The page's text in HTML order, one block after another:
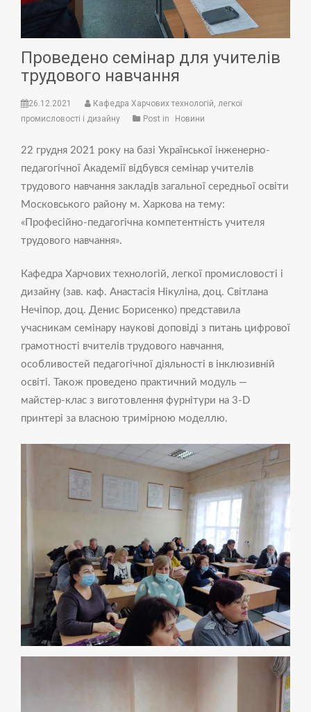
Проведено семінар для учителів
трудового навчання
26.12.2021
Кафедра Харчових технологій, легкої
промисловості і дизайну
Post in Новини
22 грудня 2021 року на базі Української інженерно-
педагогічної Академії відбувся семінар учителів
трудового навчання закладів загальної середньої освіти
Московського району м. Харкова на тему:
«Професійно-педагогічна компетентність учителя
трудового навчання».
Кафедра Харчових технологій, легкої промисловості і
дизайну (зав. каф. Анастасія Нікуліна, доц. Світлана
Нечіпор, доц. Денис Борисенко) представила
учасникам семінару наукові доповіді з питань цифрової
грамотності вчителів трудового навчання,
особливостей педагогічної діяльності в інклюзивній
освіті. Також проведено практичний модуль —
майстер-клас з виготовлення фурнітури на 3-D
принтері за власною тримірною моделлю.